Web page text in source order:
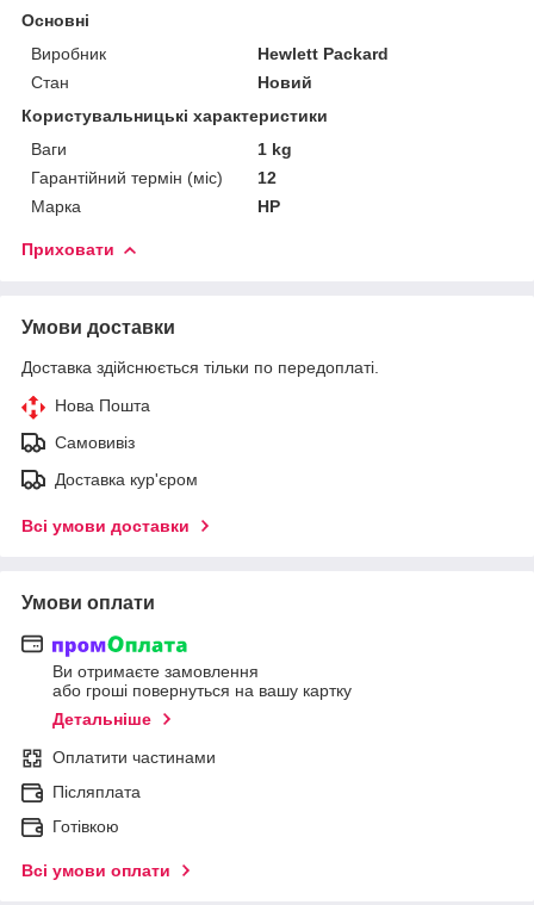
Основні
Виробник
Hewlett Packard
Стан
Новий
Користувальницькі характеристики
Ваги
1 kg
Гарантійний термін (міс)
12
Марка
HP
Приховати
Умови доставки
Доставка здійснюється тільки по передоплаті.
Нова Пошта
Самовивіз
Доставка кур'єром
Всі умови доставки
Умови оплати
Ви отримаєте замовлення
або гроші повернуться на вашу картку
Детальніше
Оплатити частинами
Післяплата
Готівкою
Всі умови оплати